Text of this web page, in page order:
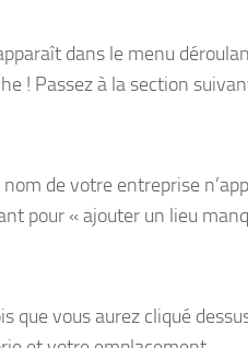
dans le menu
! Passez à la section
nom de votre entreprise
pour « ajouter un lieu
que vous aurez cliqué